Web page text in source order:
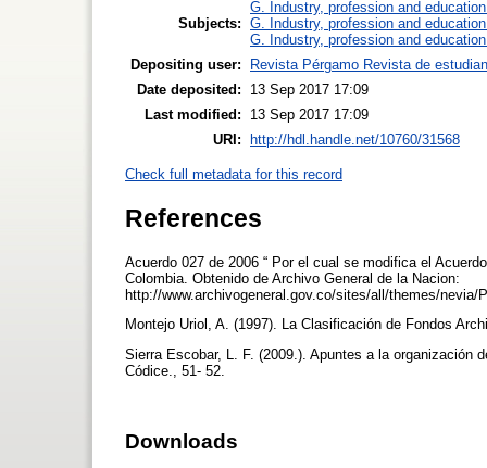
Subjects:
G. Industry, profession and
G. Industry, profession and
G. Industry, profession and
Depositing user:
Revista Pérgamo Revista de
Date deposited:
13 Sep 2017 17:09
Last modified:
13 Sep 2017 17:09
URI: http://hdl.handle.net/10760/31568
Check full metadata for this record
References
Acuerdo 027 de 2006 “ Por el cual se modifica el
Colombia. Obtenido de Archivo General de la Nacion:
http://www.archivogeneral.gov.co/sites/all/themes/
Montejo Uriol, A. (1997). La Clasificación de Fondos
Sierra Escobar, L. F. (2009.). Apuntes a la
Códice., 51- 52.
Downloads